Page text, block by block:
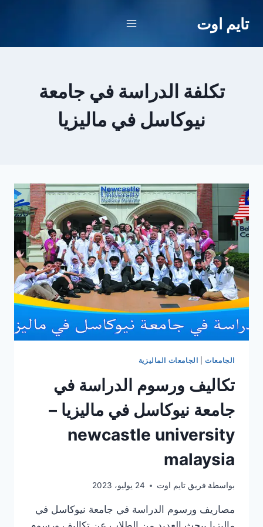
تايم اوت
تكلفة الدراسة في جامعة
نيوكاسل في ماليزيا
الجامعات| الجامعات الماليزية
تكاليف ورسوم الدراسة في
جامعة نيوكاسل في ماليزيا –
newcastle university
malaysia
بواسطة فريق تايم اوت 24 يوليو، 2023
مصاريف ورسوم الدراسة في جامعة نيوكاسل في